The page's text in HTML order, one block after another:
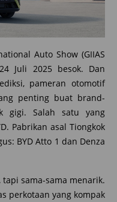
Auto Show (GIIAS
Juli 2025 besok. Dan
pameran otomotif
penting buat brand-
gigi. Salah satu yang
Pabrikan asal Tiongkok
BYD Atto 1 dan Denza
sama-sama menarik.
perkotaan yang kompak